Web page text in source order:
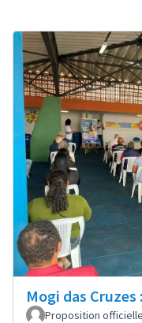
Mogi das
Proposition officielle